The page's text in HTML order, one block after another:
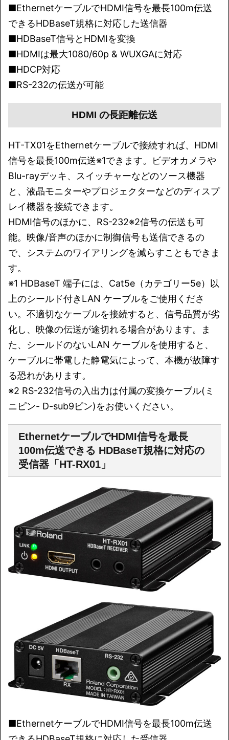
■EthernetケーブルでHDMI信号を最長100m伝送
できるHDBaseT規格に対応した送信器
■HDBaseT信号とHDMIを変換
■HDMIは最大1080/60p & WUXGAに対応
■HDCP対応
■RS-232の伝送が可能
HDMI の長距離伝送
HT-TX01をEthernetケーブルで接続すれば、HDMI
信号を最長100m伝送※1できます。ビデオカメラや
Blu-rayデッキ、スイッチャーなどのソース機器
と、液晶モニターやプロジェクターなどのディスプ
レイ機器を接続できます。
HDMI信号のほかに、RS-232※2信号の伝送も可
能。映像/音声のほかに制御信号も送信できるの
で、システムのワイアリングを減らすこともできま
す。
※1 HDBaseT 端子には、Cat5e（カテゴリー5e）以
上のシールド付きLAN ケーブルをご使用くださ
い。不適切なケーブルを接続すると、信号品質が劣
化し、映像の伝送が途切れる場合があります。ま
た、シールドのないLAN ケーブルを使用すると、
ケーブルに帯電した静電気によって、本機が故障す
る恐れがあります。
※2 RS-232信号の入出力は付属の変換ケーブル(ミ
ニピン- D-sub9ピン)をお使いください。
EthernetケーブルでHDMI信号を最長
100m伝送できる HDBaseT規格に対応の
受信器「HT-RX01」
■EthernetケーブルでHDMI信号を最長100m伝送